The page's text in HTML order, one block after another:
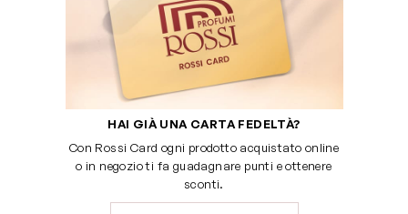
HAI GIÀ UNA CARTA FEDELTÀ?
Con Rossi Card ogni prodotto acquistato online
o in negozio ti fa guadagnare punti e ottenere
sconti.